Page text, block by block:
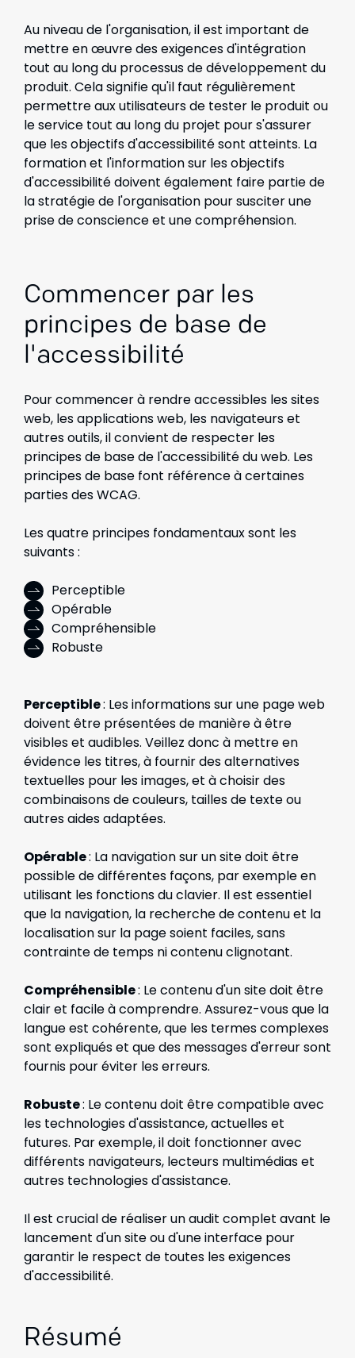
Au niveau de l'organisation, il est important de
mettre en œuvre des exigences d'intégration
tout au long du processus de développement du
produit. Cela signifie qu'il faut régulièrement
permettre aux utilisateurs de tester le produit ou
le service tout au long du projet pour s'assurer
que les objectifs d'accessibilité sont atteints. La
formation et l'information sur les objectifs
d'accessibilité doivent également faire partie de
la stratégie de l'organisation pour susciter une
prise de conscience et une compréhension.
Commencer par les
principes de base de
l'accessibilité
Pour commencer à rendre accessibles les sites
web, les applications web, les navigateurs et
autres outils, il convient de respecter les
principes de base de l'accessibilité du web. Les
principes de base font référence à certaines
parties des WCAG.
Les quatre principes fondamentaux sont les
suivants :
Perceptible
Opérable
Compréhensible
Robuste
Perceptible: Les informations sur une page web
doivent être présentées de manière à être
visibles et audibles. Veillez donc à mettre en
évidence les titres, à fournir des alternatives
textuelles pour les images, et à choisir des
combinaisons de couleurs, tailles de texte ou
autres aides adaptées.
Opérable: La navigation sur un site doit être
possible de différentes façons, par exemple en
utilisant les fonctions du clavier. Il est essentiel
que la navigation, la recherche de contenu et la
localisation sur la page soient faciles, sans
contrainte de temps ni contenu clignotant.
Compréhensible: Le contenu d'un site doit être
clair et facile à comprendre. Assurez-vous que la
langue est cohérente, que les termes complexes
sont expliqués et que des messages d'erreur sont
fournis pour éviter les erreurs.
Robuste: Le contenu doit être compatible avec
les technologies d'assistance, actuelles et
futures. Par exemple, il doit fonctionner avec
différents navigateurs, lecteurs multimédias et
autres technologies d'assistance.
Il est crucial de réaliser un audit complet avant le
lancement d'un site ou d'une interface pour
garantir le respect de toutes les exigences
d'accessibilité.
Résumé